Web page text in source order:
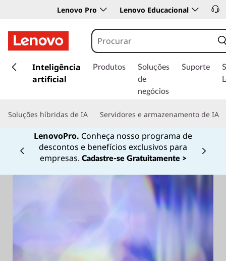
Lenovo Pro Lenovo Educacional
a
r
c
d
Inteligência
artificial
Produtos
Soluções
de
negócios
Suporte
Soluções híbridas de IA Servidores e armazenamento de IA
LenovoPro. Conheça nosso programa de
descontos e benefícios exclusivos para
empresas. Cadastre-se Gratuitamente >
Currently displaying item 1 of